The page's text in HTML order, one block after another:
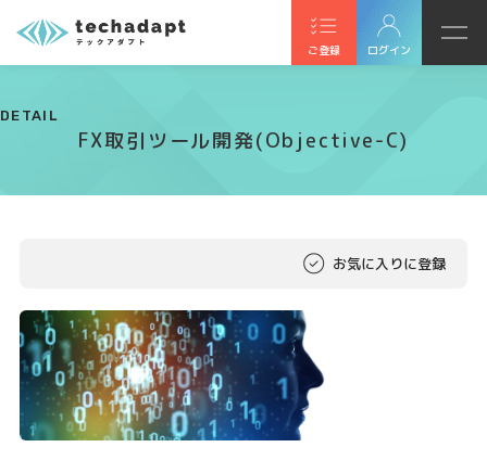
ご登録 ログイン
DETAIL
FX取引ツール開発(Objective-C)
お気に入りに登録